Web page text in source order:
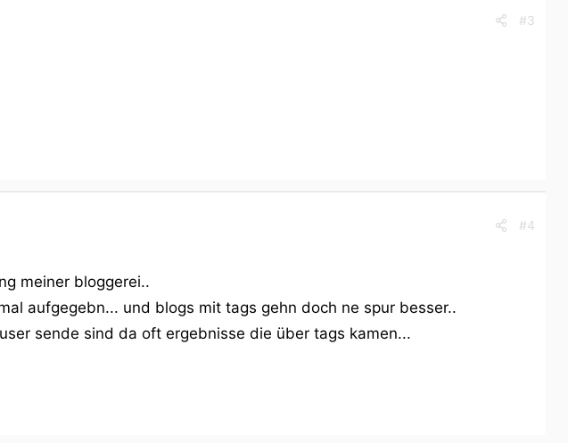
#3
#4
meiner bloggerei..
aufgegebn... und blogs mit tags gehn doch ne spur besser..
sende sind da oft ergebnisse die über tags kamen...